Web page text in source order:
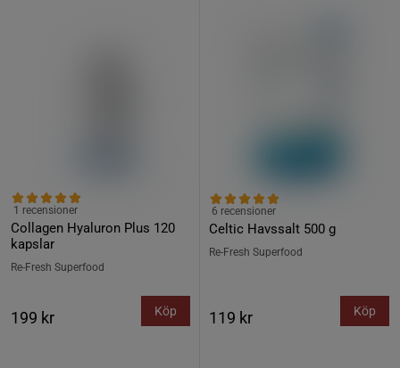
Collagen Hyaluron Plus 120
kapslar
1 recensioner
Re-Fresh Superfood
199 kr Köp
Celtic Havssalt 500 g
6 recensioner
Re-Fresh Superfood
119 kr Köp